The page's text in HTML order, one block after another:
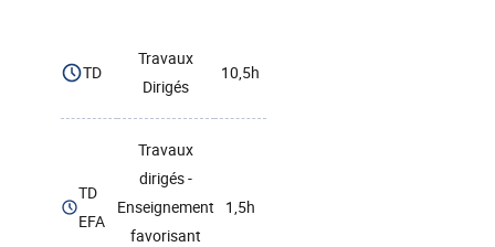
TD
Travaux
Dirigés
10,5h
TD
EFA
Travaux
dirigés -
Enseignement
favorisant
1,5h